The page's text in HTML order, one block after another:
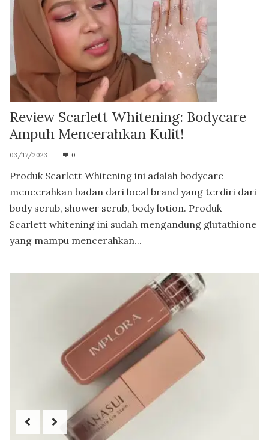
Review Scarlett Whitening: Bodycare
Ampuh Mencerahkan Kulit!
03/17/2023 0
Produk Scarlett Whitening ini adalah bodycare
mencerahkan badan dari local brand yang terdiri dari
body scrub, shower scrub, body lotion. Produk
Scarlett whitening ini sudah mengandung glutathione
yang mampu mencerahkan...